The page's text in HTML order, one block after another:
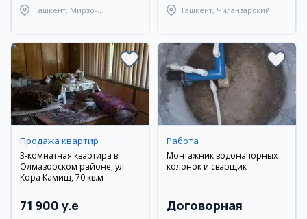
Ташкент, Мирзо-
Ташкент, Чиланзарский
Продажа квартир
3-комнатная квартира в
Олмазорском районе, ул.
Кора Камиш, 70 кв.м
71 900 y.e
Работа
Монтажник водонапорных
колонок и сварщик
Договорная